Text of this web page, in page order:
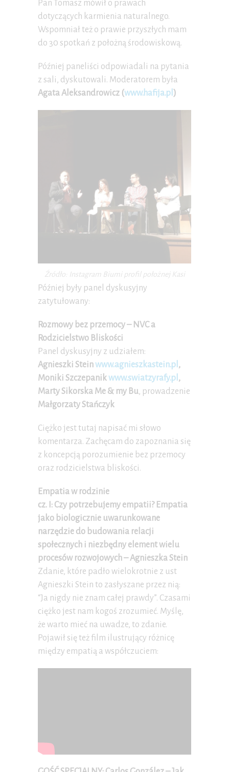
Pan Tomasz mówił o prawach
dotyczących karmienia naturalnego.
Wspomniał też o prawie przyszłych mam
do 30 spotkań z położną środowiskową.
Później paneliści odpowiadali na pytania
z sali, dyskutowali. Moderatorem była
Agata Aleksandrowicz (www.hafija.pl )
Źródło: Instagram Biumi profil położnej Kasi
Później były panel dyskusyjny
zatytułowany:
Rozmowy bez przemocy – NVC a
Rodzicielstwo Bliskości
Panel dyskusyjny z udziałem:
Agnieszki Steinwww.agnieszkastein.pl ,
Moniki Szczepanikwww.swiatzyrafy.pl ,
Marty Sikorska Me & my Bu, prowadzenie
Małgorzaty Stańczyk
Ciężko jest tutaj napisać mi słowo
komentarza. Zachęcam do zapoznania się
z koncepcją porozumienie bez przemocy
oraz rodzicielstwa bliskości.
Empatia w rodzinie
cz. I: Czy potrzebujemy empatii? Empatia
jako biologicznie uwarunkowane
narzędzie do budowania relacji
społecznych i niezbędny element wielu
procesów rozwojowych – Agnieszka Stein
Zdanie, które padło wielokrotnie z ust
Agnieszki Stein to zasłyszane przez nią:
“Ja nigdy nie znam całej prawdy”. Czasami
ciężko jest nam kogoś zrozumieć. Myślę,
że warto mieć na uwadze, to zdanie.
Pojawił się też film ilustrujący różnicę
między empatią a współczuciem: